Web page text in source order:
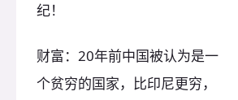
纪！
财富：20年前中国被认为是一
个贫穷的国家，比印尼更穷，